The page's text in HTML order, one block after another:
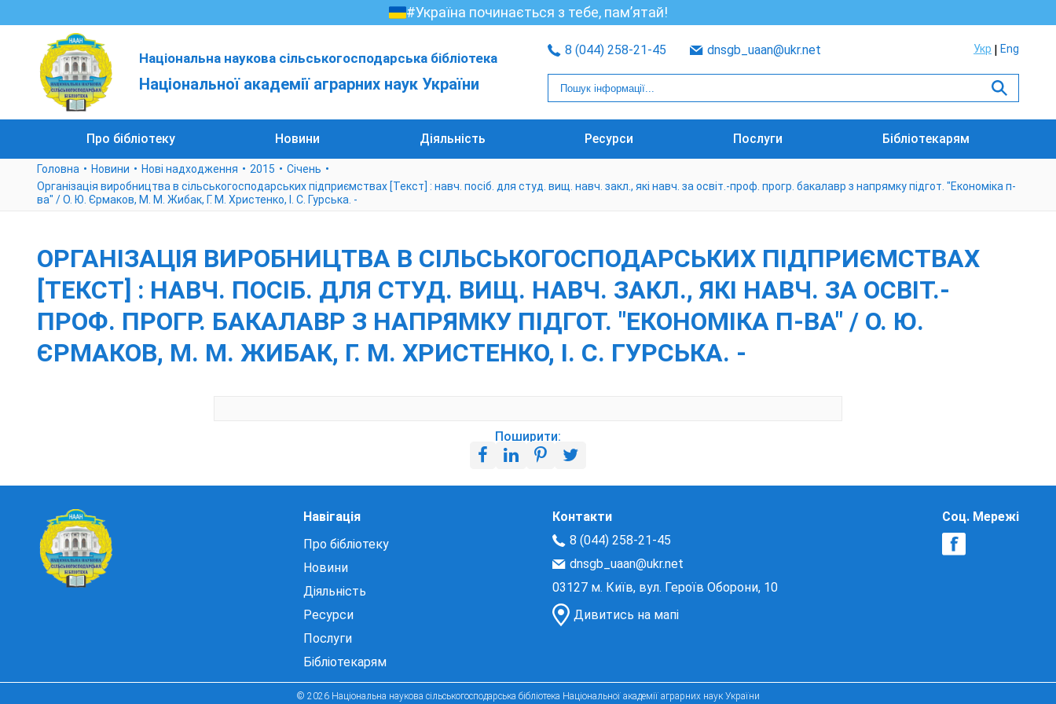
#Україна починається з тебе, пам’ятай!
Національна наукова сільськогосподарська бібліотека
Національної академії аграрних наук України
8 (044) 258-21-45 dnsgb_uaan@ukr.net Укр Eng
Про бібліотеку Новини Діяльність Ресурси Послуги Бібліотекарям
Головна Новини Нові надходження 2015
Cічень
Організація виробництва в сільськогосподарських підприємствах [Текст] : навч. посіб. для студ. вищ. навч. закл., які навч. за освіт.-проф. прогр. бакалавр з напрямку підгот. "Економіка п-
ва" / О. Ю. Єрмаков, М. М. Жибак, Г. М. Христенко, І. С. Гурська. -
ОРГАНІЗАЦІЯ ВИРОБНИЦТВА В СІЛЬСЬКОГОСПОДАРСЬКИХ ПІДПРИЄМСТВАХ
[ТЕКСТ] : НАВЧ. ПОСІБ. ДЛЯ СТУД. ВИЩ. НАВЧ. ЗАКЛ., ЯКІ НАВЧ. ЗА ОСВІТ.-
ПРОФ. ПРОГР. БАКАЛАВР З НАПРЯМКУ ПІДГОТ. "ЕКОНОМІКА П-ВА" / О. Ю.
ЄРМАКОВ, М. М. ЖИБАК, Г. М. ХРИСТЕНКО, І. С. ГУРСЬКА. -
Поширити:
Навігація
Про бібліотеку
Новини
Діяльність
Ресурси
Послуги
Бібліотекарям
Контакти
8 (044) 258-21-45
dnsgb_uaan@ukr.net
03127 м. Київ, вул. Героїв Оборони, 10
Дивитись на мапі
Соц. Мережі
© 2026 Національна наукова сільськогосподарська бібліотека Національної академії аграрних наук України